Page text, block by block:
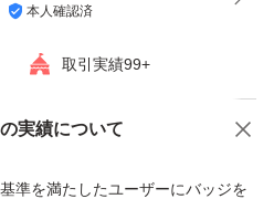
本人確認済
取引実績99+
実績について
準を満たしたユーザーにバッジを
商品への質問